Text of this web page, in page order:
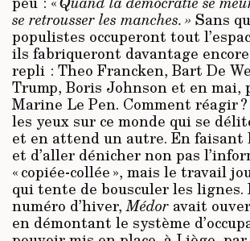
se retrousser les manches. » Sans
populistes occuperont tout
ils fabriqueront davantage
repli : Theo Francken, Bart De
Trump, Boris Johnson et en mai,
Marine Le Pen. Comment réagir
les yeux sur ce monde qui se
et en attend un autre. En faisant
et d’aller dénicher non pas
« copiée-collée », mais le travail
qui tente de bousculer les lignes.
numéro d’hiver,Médor avait
en démontant le système